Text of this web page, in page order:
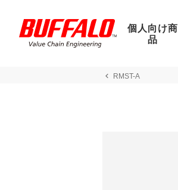
個人向け商
品
RMST-A